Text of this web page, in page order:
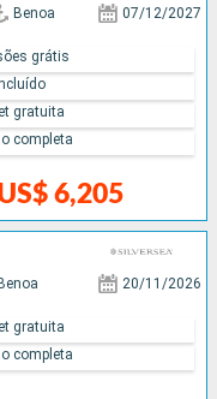
Benoa 07/12/2027
6,205
grátis
gratuita
completa
Benoa 20/11/2026
gratuita
completa